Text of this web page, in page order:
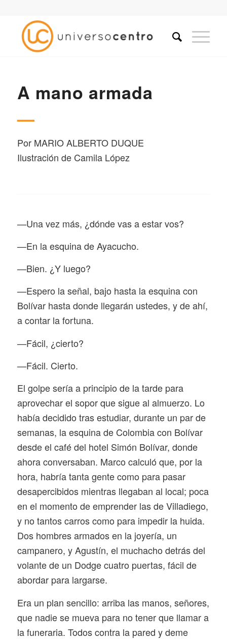
A mano armada
—
Por MARIO ALBERTO DUQUE
Ilustración de Camila López
—Una vez más, ¿dónde vas a estar vos?
—En la esquina de Ayacucho.
—Bien. ¿Y luego?
—Espero la señal, bajo hasta la esquina con
Bolívar hasta donde llegarán ustedes, y de ahí,
a contar la fortuna.
—Fácil, ¿cierto?
—Fácil. Cierto.
El golpe sería a principio de la tarde para
aprovechar el sopor que sigue al almuerzo. Lo
había decidido tras estudiar, durante un par de
semanas, la esquina de Colombia con Bolívar
desde el café del hotel Simón Bolívar, donde
ahora conversaban. Marco calculó que, por la
hora, habría tanta gente como para pasar
desapercibidos mientras llegaban al local; poca
en el momento de emprender las de Villadiego,
y no tantos carros como para impedir la huida.
Dos hombres armados en la joyería, un
campanero, y Agustín, el muchacho detrás del
volante de un Dodge cuatro puertas, fácil de
abordar para largarse.
Era un plan sencillo: arriba las manos, señores,
que nadie se mueva para no tener que llamar a
la funeraria. Todos contra la pared y deme